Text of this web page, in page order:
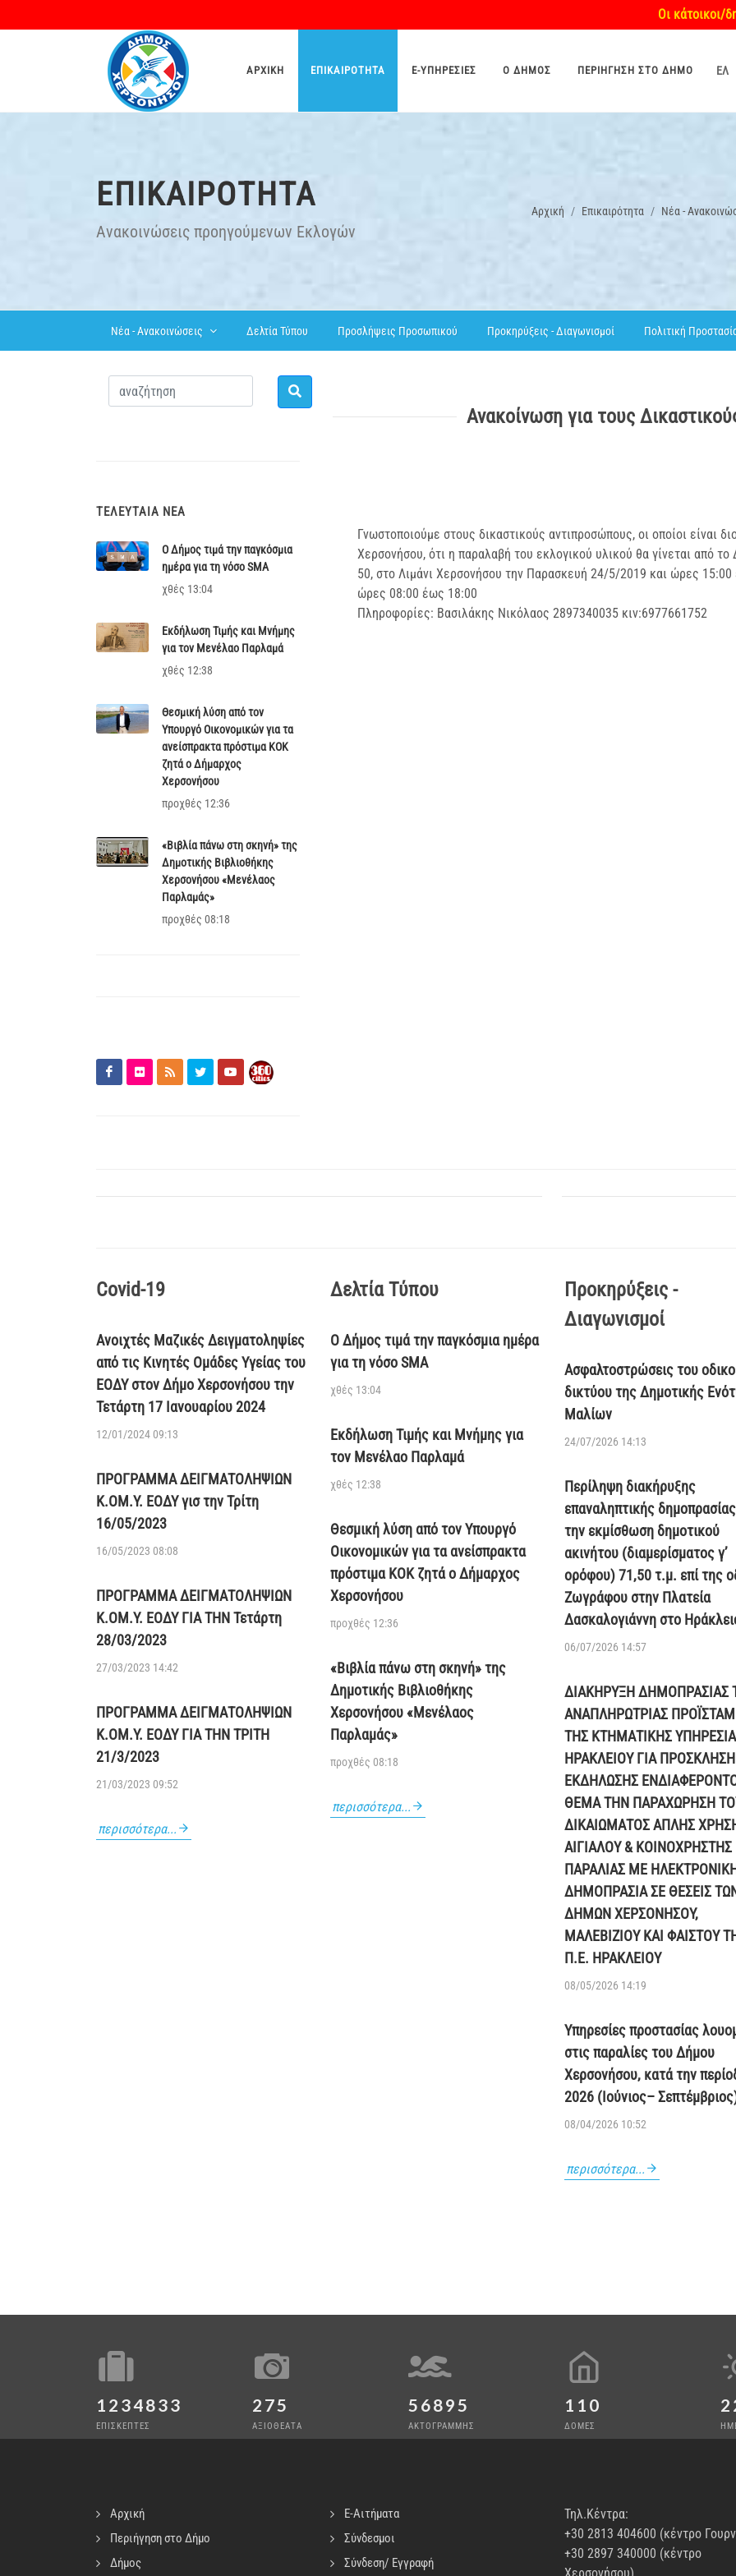
Οι κάτοικοι/
ΑΡΧΙΚΉ ΕΠΙΚΑΙΡΌΤΗΤΑ E-ΥΠΗΡΕΣΊΕΣ O ΔΉΜΟΣ ΠΕΡΙΉΓΗΣΗ ΣΤΟ ΔΉΜΟ ΕΛ
ΕΠΙΚΑΙΡΌΤΗΤΑ
Ανακοινώσεις προηγούμενων Εκλογών
Αρχική Επικαιρότητα Νέα -
Νέα - Ανακοινώσεις Δελτία Τύπου Προσλήψεις Προσωπικού Προκηρύξεις - Διαγωνισμοί Πολιτική
Ανακοίνωση για τους
Γνωστοποιούμε στους δικαστικούς αντιπροσώπους, οι οποίοι είναι
Χερσονήσου, ότι η παραλαβή του εκλογικού υλικού θα γίνεται από
50, στο Λιμάνι Χερσονήσου την Παρασκευή 24/5/2019 και ώρες
ώρες 08:00 έως 18:00
Πληροφορίες: Βασιλάκης Νικόλαος 2897340035 κιν:6977661752
ΤΕΛΕΥΤΑΊΑ ΝΈΑ
Ο Δήμος τιμά την παγκόσμια
ημέρα για τη νόσο SMA
χθές 13:04
Εκδήλωση Τιμής και Μνήμης
για τον Μενέλαο Παρλαμά
χθές 12:38
Θεσμική λύση από τον
Υπουργό Οικονομικών για τα
ανείσπρακτα πρόστιμα ΚΟΚ
ζητά ο Δήμαρχος
Χερσονήσου
προχθές 12:36
«Βιβλία πάνω στη σκηνή» της
Δημοτικής Βιβλιοθήκης
Χερσονήσου «Μενέλαος
Παρλαμάς»
προχθές 08:18
Covid-19
Ανοιχτές Μαζικές Δειγματοληψίες
από τις Κινητές Ομάδες Υγείας του
ΕΟΔΥ στον Δήμο Χερσονήσου την
Τετάρτη 17 Ιανουαρίου 2024
12/01/2024 09:13
ΠΡΟΓΡΑΜΜΑ ΔΕΙΓΜΑΤΟΛΗΨΙΩΝ
Κ.ΟΜ.Υ. ΕΟΔΥ γισ την Τρίτη
16/05/2023
16/05/2023 08:08
ΠΡΟΓΡΑΜΜΑ ΔΕΙΓΜΑΤΟΛΗΨΙΩΝ
Κ.ΟΜ.Υ. ΕΟΔΥ ΓΙΑ ΤΗΝ Τετάρτη
28/03/2023
27/03/2023 14:42
ΠΡΟΓΡΑΜΜΑ ΔΕΙΓΜΑΤΟΛΗΨΙΩΝ
Κ.ΟΜ.Υ. ΕΟΔΥ ΓΙΑ ΤΗΝ ΤΡΙΤΗ
21/3/2023
21/03/2023 09:52
περισσότερα...
Δελτία Τύπου
Ο Δήμος τιμά την παγκόσμια ημέρα
για τη νόσο SMA
χθές 13:04
Εκδήλωση Τιμής και Μνήμης για
τον Μενέλαο Παρλαμά
χθές 12:38
Θεσμική λύση από τον Υπουργό
Οικονομικών για τα ανείσπρακτα
πρόστιμα ΚΟΚ ζητά ο Δήμαρχος
Χερσονήσου
προχθές 12:36
«Βιβλία πάνω στη σκηνή» της
Δημοτικής Βιβλιοθήκης
Χερσονήσου «Μενέλαος
Παρλαμάς»
προχθές 08:18
περισσότερα...
Προκηρύξεις -
Διαγωνισμοί
Ασφαλτοστρώσεις του
δικτύου της Δημοτικής
Μαλίων
24/07/2026 14:13
Περίληψη διακήρυξης
επαναληπτικής
την εκμίσθωση δημοτικού
ακινήτου (διαμερίσματος γ’
ορόφου) 71,50 τ.μ. επί της
Ζωγράφου στην Πλατεία
Δασκαλογιάννη στο
06/07/2026 14:57
ΔΙΑΚΗΡΥΞΗ ΔΗΜΟΠΡΑΣΙΑΣ
ΑΝΑΠΛΗΡΩΤΡΙΑΣ
ΤΗΣ ΚΤΗΜΑΤΙΚΗΣ
ΗΡΑΚΛΕΙΟΥ ΓΙΑ ΠΡΟΣΚΛΗΣΗ
ΕΚΔΗΛΩΣΗΣ
ΘΕΜΑ ΤΗΝ ΠΑΡΑΧΩΡΗΣΗ
ΔΙΚΑΙΩΜΑΤΟΣ ΑΠΛΗΣ
ΑΙΓΙΑΛΟΥ & ΚΟΙΝΟΧΡΗΣΤΗΣ
ΠΑΡΑΛΙΑΣ ΜΕ
ΔΗΜΟΠΡΑΣΙΑ ΣΕ ΘΕΣΕΙΣ
ΔΗΜΩΝ ΧΕΡΣΟΝΗΣΟΥ,
ΜΑΛΕΒΙΖΙΟΥ ΚΑΙ ΦΑΙΣΤΟΥ
Π.Ε. ΗΡΑΚΛΕΙΟΥ
08/05/2026 14:19
Υπηρεσίες προστασίας
στις παραλίες του Δήμου
Χερσονήσου, κατά την
2026 (Ιούνιος–
08/04/2026 10:52
περισσότερα...
1234833
ΕΠΙΣΚΕΠΤΕΣ
275
ΑΞΙΟΘΕΑΤΑ
56895
ΑΚΤΟΓΡΑΜΜΗΣ
110
ΔΟΜΕΣ
Αρχική
Περιήγηση στο Δήμο
Δήμος
E-Αιτήματα
Σύνδεσμοι
Σύνδεση/ Εγγραφή
Τηλ.Κέντρα:
+30 2813 404600 (κέντρο
+30 2897 340000 (κέντρο